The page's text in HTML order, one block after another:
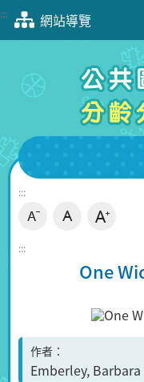
跳
塊
::: 網站導覽
:::
:::
One
作者
Emberley, Barbara